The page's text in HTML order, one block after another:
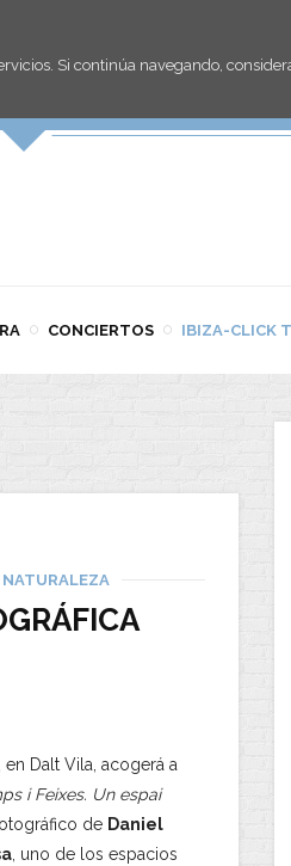
Si continúa navegando,
CONCIERTOS IBIZA-CLICK
NATURALEZA
, en Dalt Vila, acogerá a
i Feixes. Un espai
de Daniel
, uno de los espacios